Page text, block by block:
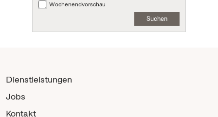
Wochenendvorschau
Suchen
Dienstleistungen
Jobs
Kontakt